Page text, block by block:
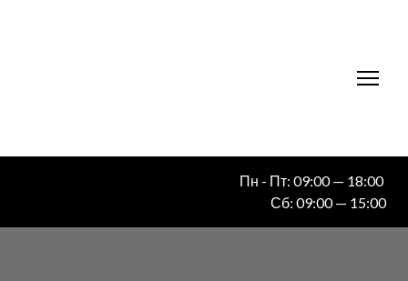
Пн - Пт: 09:00 — 18:00
Сб: 09:00 — 15:00